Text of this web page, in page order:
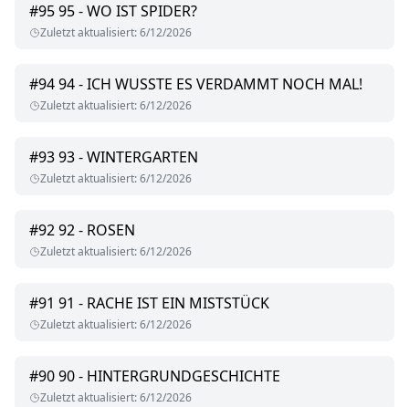
#9595 - WO IST SPIDER?
Zuletzt aktualisiert:6/12/2026
#9494 - ICH WUSSTE ES VERDAMMT NOCH MAL!
Zuletzt aktualisiert:6/12/2026
#9393 - WINTERGARTEN
Zuletzt aktualisiert:6/12/2026
#9292 - ROSEN
Zuletzt aktualisiert:6/12/2026
#91 91 - RACHE IST EIN MISTSTÜCK
Zuletzt aktualisiert:6/12/2026
#9090 - HINTERGRUNDGESCHICHTE
Zuletzt aktualisiert:6/12/2026